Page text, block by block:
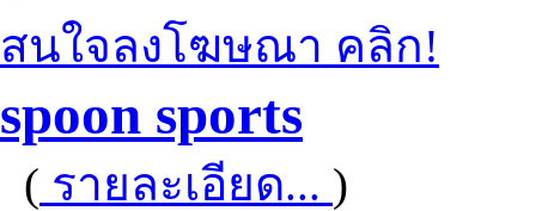
สนใจลงโฆษณา คลิก!
spoon sports
( รายละเอียด... )